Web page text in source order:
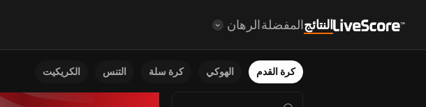
النتائجالمفضلةالرهان
كرة القدم الهوكي كرة سلة التنس الكريكيت